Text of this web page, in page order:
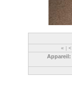
« | <
Appareil: